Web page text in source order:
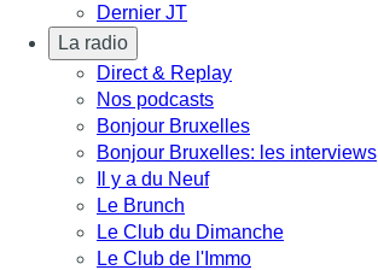
Dernier JT
La radio
Direct & Replay
Nos podcasts
Bonjour Bruxelles
Bonjour Bruxelles: les interviews
Il y a du Neuf
Le Brunch
Le Club du Dimanche
Le Club de l'Immo